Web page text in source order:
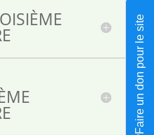
Faire un don pour le site